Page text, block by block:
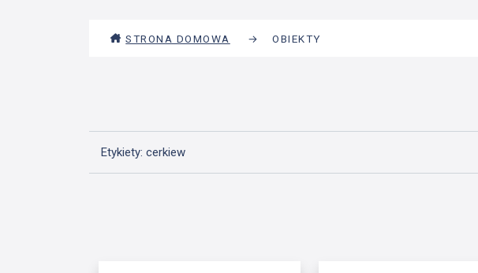
STRONA DOMOWA → OBIEKTY
Etykiety: cerkiew